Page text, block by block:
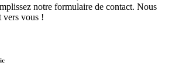
notre formulaire de contact. Nous
vers vous !